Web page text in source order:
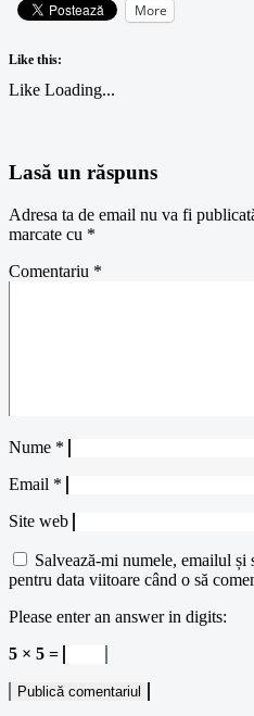
More
Like this:
Like Loading...
Lasă un răspuns
Adresa ta de email nu va fi
marcate cu *
Comentariu *
Nume *
Email *
Site web
Salvează-mi numele, emailul
pentru data viitoare când o să
Please enter an answer in digits:
5 × 5 =